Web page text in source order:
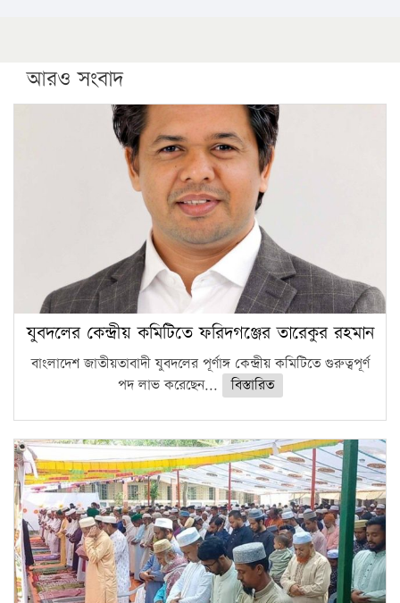
আরও সংবাদ
যুবদলের কেন্দ্রীয় কমিটিতে ফরিদগঞ্জের তারেকুর রহমান
বাংলাদেশ জাতীয়তাবাদী যুবদলের পূর্ণাঙ্গ কেন্দ্রীয় কমিটিতে গুরুত্বপূর্ণ
পদ লাভ করেছেন...
বিস্তারিত